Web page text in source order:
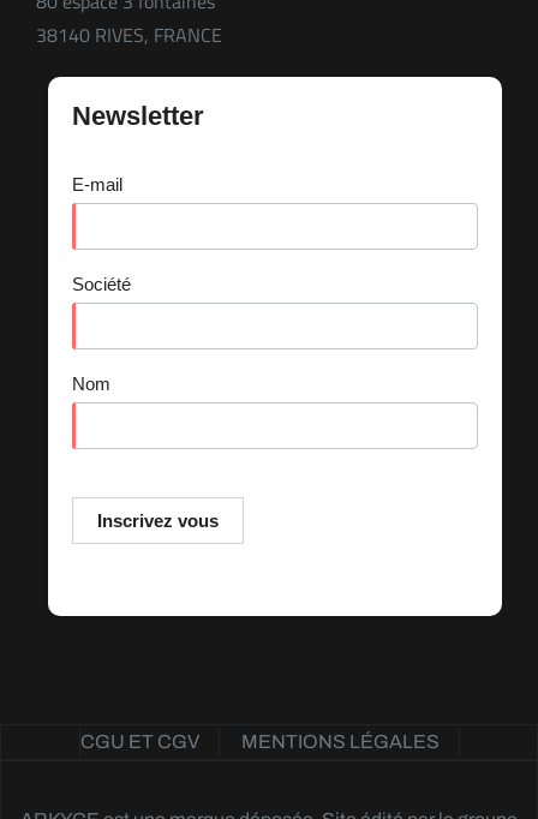
38140 RIVES, FRANCE
CGU ET CGV MENTIONS LÉGALES